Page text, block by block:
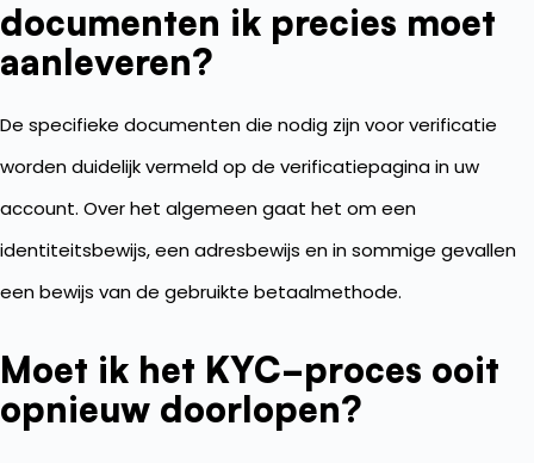
documenten ik precies moet
aanleveren?
De specifieke documenten die nodig zijn voor verificatie
worden duidelijk vermeld op de verificatiepagina in uw
account. Over het algemeen gaat het om een
identiteitsbewijs, een adresbewijs en in sommige gevallen
een bewijs van de gebruikte betaalmethode.
Moet ik het KYC-proces ooit
opnieuw doorlopen?